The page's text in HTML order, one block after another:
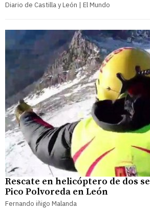
Diario de Castilla y León | El Mundo
Rescate en helicóptero de dos
Pico Polvoreda en León
Fernando iñigo Malanda